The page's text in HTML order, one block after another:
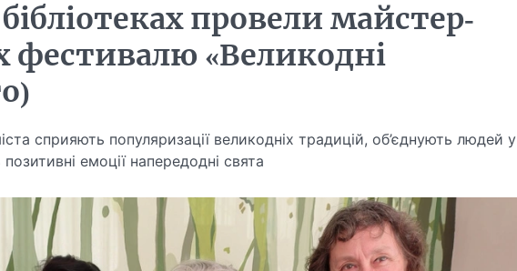
провели майстер-
фестивалю «Великодні
сприяють популяризації великодніх традицій, об’єднують людей у
емоції напередодні свята